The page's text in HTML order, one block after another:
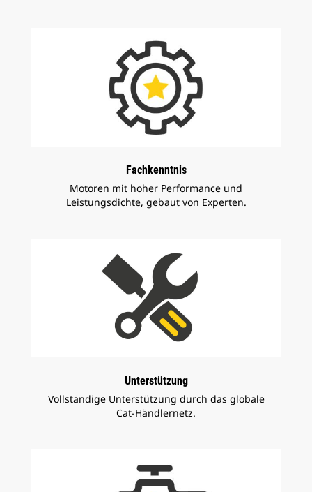
Fachkenntnis
Motoren mit hoher Performance und
Leistungsdichte, gebaut von Experten.
Unterstützung
Vollständige Unterstützung durch das globale
Cat-Händlernetz.